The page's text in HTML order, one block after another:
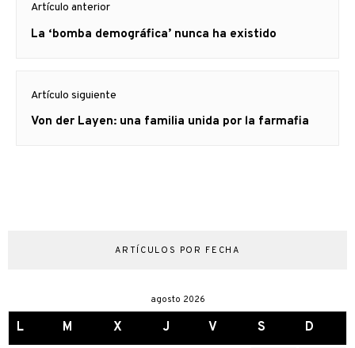
de
entradas
Artículo anterior
Artículo
La ‘bomba demográfica’ nunca ha existido
Artículo siguiente
Artículo
Von der Layen: una familia unida por la farmafia
ARTÍCULOS POR FECHA
agosto 2026
L M X J V S D